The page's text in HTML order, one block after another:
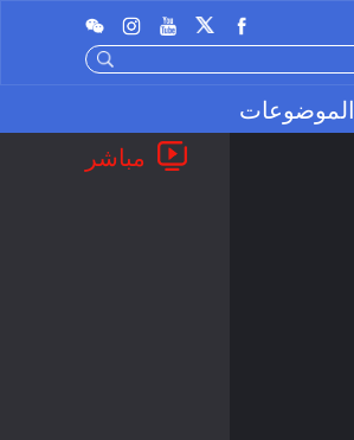
الموضوعات
مباشر